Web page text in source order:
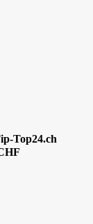
Top24.ch